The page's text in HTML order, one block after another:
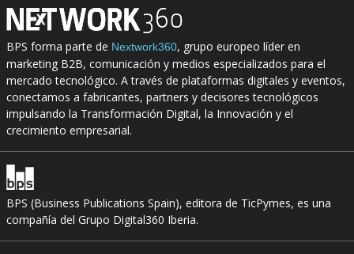
BPS forma parte de Nextwork360, grupo europeo líder en
marketing B2B, comunicación y medios especializados para el
mercado tecnológico. A través de plataformas digitales y eventos,
conectamos a fabricantes, partners y decisores tecnológicos
impulsando la Transformación Digital, la Innovación y el
crecimiento empresarial.
BPS (Business Publications Spain), editora de TicPymes, es una
compañía del Grupo Digital360 Iberia.